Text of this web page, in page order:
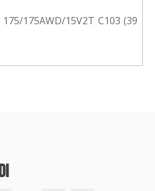
175AWD/15V2T C103 (39